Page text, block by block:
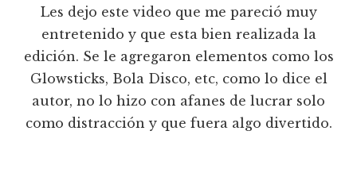
Les dejo este video que me pareció muy
entretenido y que esta bien realizada la
edición. Se le agregaron elementos como los
Glowsticks, Bola Disco, etc, como lo dice el
autor, no lo hizo con afanes de lucrar solo
como distracción y que fuera algo divertido.